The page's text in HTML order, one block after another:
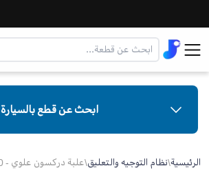
ابحث عن قطع بالسيارة
الرئيسية\نظام التوجيه والتعليق\علبة دركسون علوي - 4431037080